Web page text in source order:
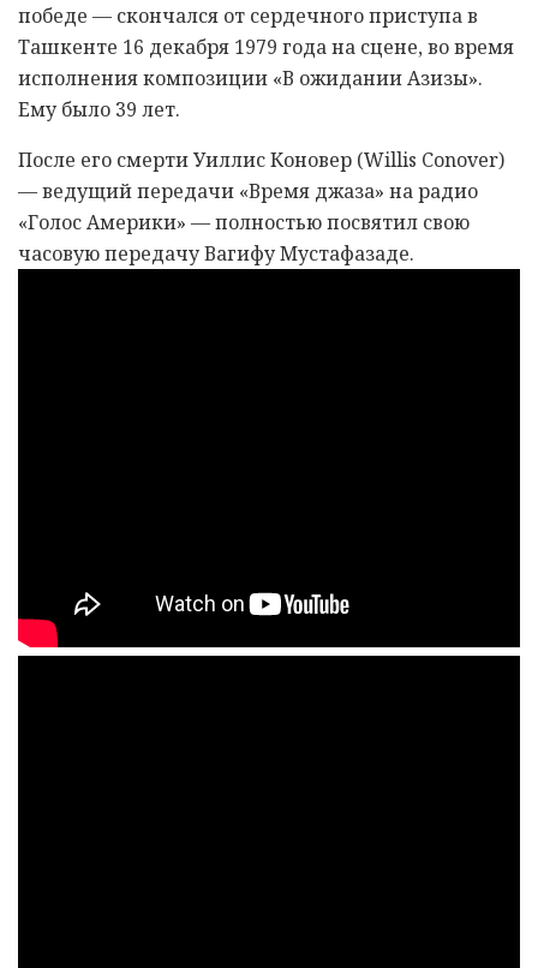
победе — скончался от сердечного приступа в
Ташкенте 16 декабря 1979 года на сцене, во время
исполнения композиции «В ожидании Азизы».
Ему было 39 лет.
После его смерти Уиллис Коновер (Willis Conover)
— ведущий передачи «Время джаза» на радио
«Голос Америки» — полностью посвятил свою
часовую передачу Вагифу Мустафазаде.